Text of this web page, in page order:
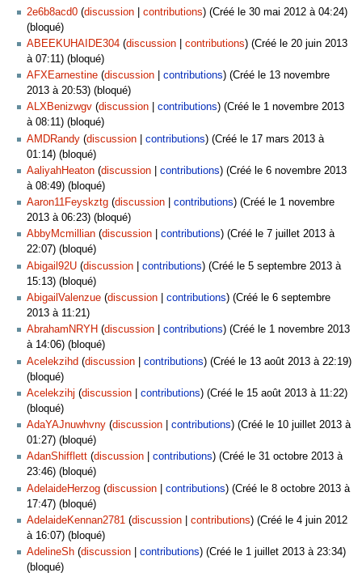
2e6b8acd0 discussion contributions
(Créé le 30 mai 2012 à 04:24)
(bloqué)
ABEEKUHAIDE304 discussion contributions
(Créé le 20 juin 2013
à 07:11) (bloqué)
AFXEarnestine discussion contributions
(Créé le 13 novembre
2013 à 20:53) (bloqué)
ALXBenizwgv discussion contributions
(Créé le 1 novembre 2013
à 08:11) (bloqué)
AMDRandy discussion contributions
(Créé le 17 mars 2013 à
01:14) (bloqué)
AaliyahHeaton discussion contributions
(Créé le 6 novembre 2013
à 08:49) (bloqué)
Aaron11Feyskztg discussion contributions
(Créé le 1 novembre
2013 à 06:23) (bloqué)
AbbyMcmillian discussion contributions
(Créé le 7 juillet 2013 à
22:07) (bloqué)
Abigail92U discussion contributions
(Créé le 5 septembre 2013 à
15:13) (bloqué)
AbigailValenzue discussion contributions
(Créé le 6 septembre
2013 à 11:21)
AbrahamNRYH
discussion contributions
(Créé le 1 novembre 2013
à 14:06) (bloqué)
Acelekzihd
discussion contributions
(Créé le 13 août 2013 à 22:19)
(bloqué)
Acelekzihj
discussion contributions
(Créé le 15 août 2013 à 11:22)
(bloqué)
AdaYAJnuwhvny discussion contributions
(Créé le 10 juillet 2013 à
01:27) (bloqué)
AdanShifflett discussion contributions
(Créé le 31 octobre 2013 à
23:46) (bloqué)
AdelaideHerzog discussion contributions
(Créé le 8 octobre 2013 à
17:47) (bloqué)
AdelaideKennan2781 discussion contributions
(Créé le 4 juin 2012
à 16:07) (bloqué)
AdelineSh discussion contributions
(Créé le 1 juillet 2013 à 23:34)
(bloqué)